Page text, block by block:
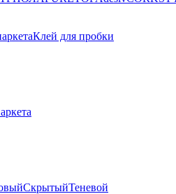
Клей для пробки
СкрытыйТеневой